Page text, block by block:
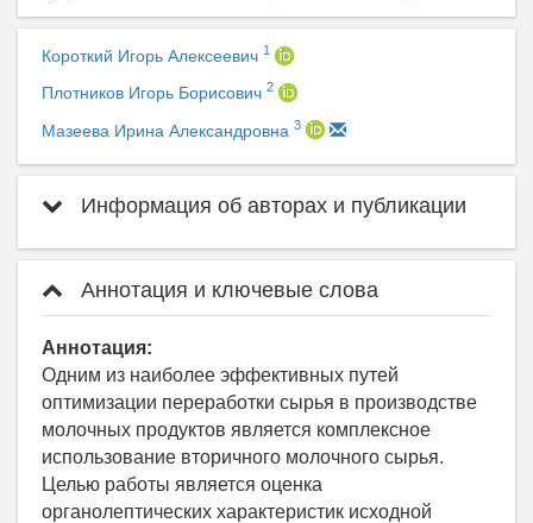
Короткий Игорь Алексеевич 1
Плотников Игорь Борисович 2
Мазеева Ирина Александровна 3
Информация об авторах и публикации
Аннотация и ключевые слова
Аннотация:
Одним из наиболее эффективных путей
оптимизации переработки сырья в производстве
молочных продуктов является комплексное
использование вторичного молочного сырья.
Целью работы является оценка
органолептических характеристик исходной